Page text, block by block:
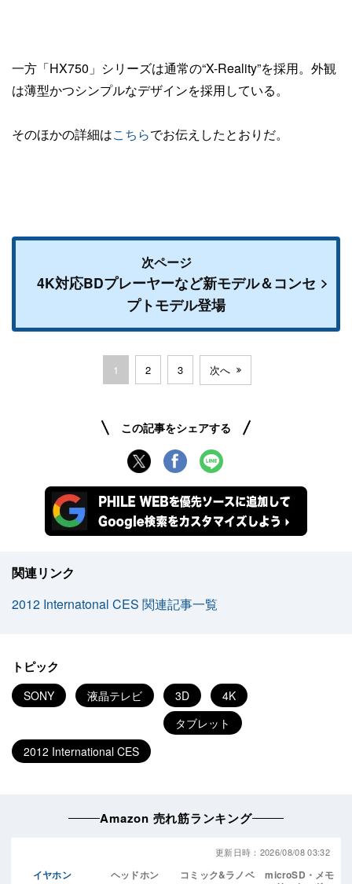
一方「HX750」シリーズは通常の“X-Reality”を採用。外観
は薄型かつシンプルなデザインを採用している。
そのほかの詳細はこちらでお伝えしたとおりだ。
次ページ
4K対応BDプレーヤーなど新モデル＆コンセ
プトモデル登場
1 2 3 次へ
この記事をシェアする
関連リンク
2012 Internatonal CES 関連記事一覧
トピック
SONY 液晶テレビ 3D
4K
タブレット
2012 International CES